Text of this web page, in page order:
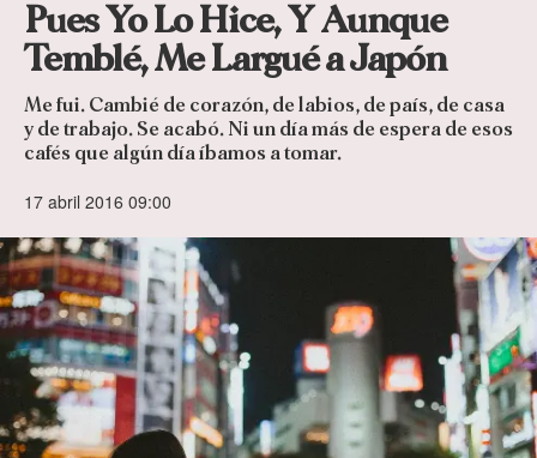
Pues Yo Lo Hice, Y Aunque
Temblé, Me Largué a Japón
Me fui. Cambié de corazón, de labios, de país, de casa
y de trabajo. Se acabó. Ni un día más de espera de esos
cafés que algún día íbamos a tomar.
17 abril 2016 09:00